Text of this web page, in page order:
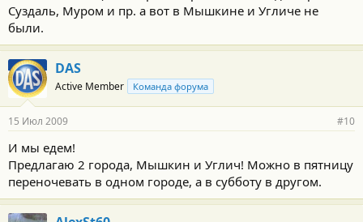
Суздаль, Муром и пр. а вот в Мышкине и Угличе не
были.
DAS
Active Member Команда форума
15 Июл 2009 #10
И мы едем!
Предлагаю 2 города, Мышкин и Углич! Можно в пятницу
переночевать в одном городе, а в субботу в другом.